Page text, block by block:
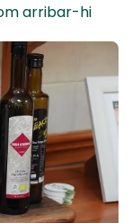
arribar-hi